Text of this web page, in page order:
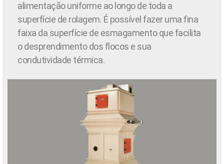
alimentação uniforme ao longo de toda a
superfície de rolagem. É possível fazer uma fina
faixa da superfície de esmagamento que facilita
o desprendimento dos flocos e sua
condutividade térmica.